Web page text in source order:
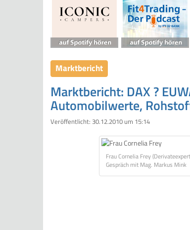
Marktbericht
Marktbericht: DAX ?
Automobilwerte,
Veröffentlicht: 30.12.2010 um 15:14
Frau Cornelia Frey
Gespräch mit Mag. Markus Mink